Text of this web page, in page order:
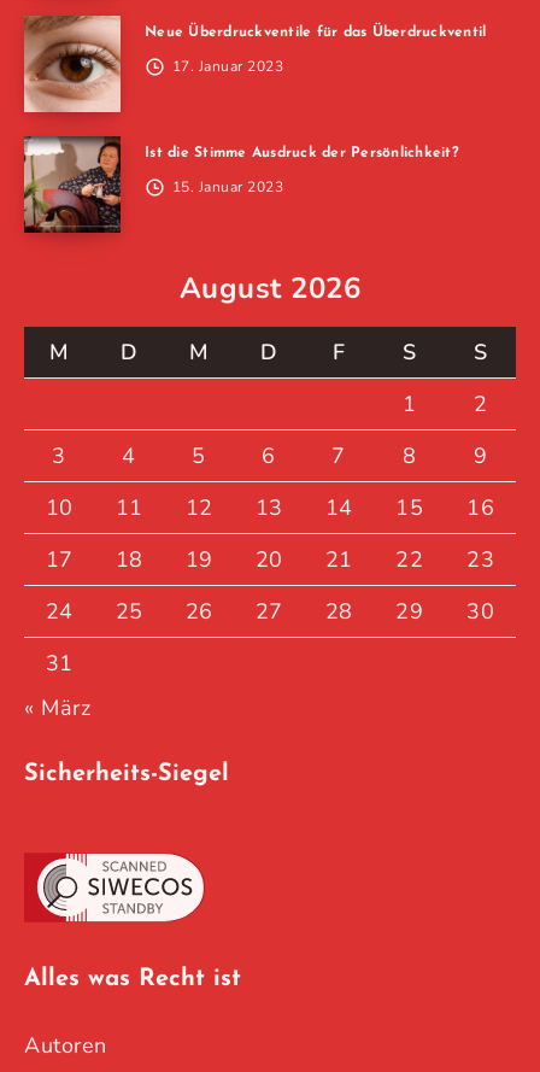
Neue Überdruckventile für das Überdruckventil
17. Januar 2023
Ist die Stimme Ausdruck der Persönlichkeit?
15. Januar 2023
August 2026
M D M D F S
S
1
2
3
4 5 6 7 8
9
10
11 12 13 14 15
16
17
18 19 20 21 22
23
24
25 26 27 28 29
30
31
« März
Sicherheits-Siegel
Alles was Recht ist
Autoren